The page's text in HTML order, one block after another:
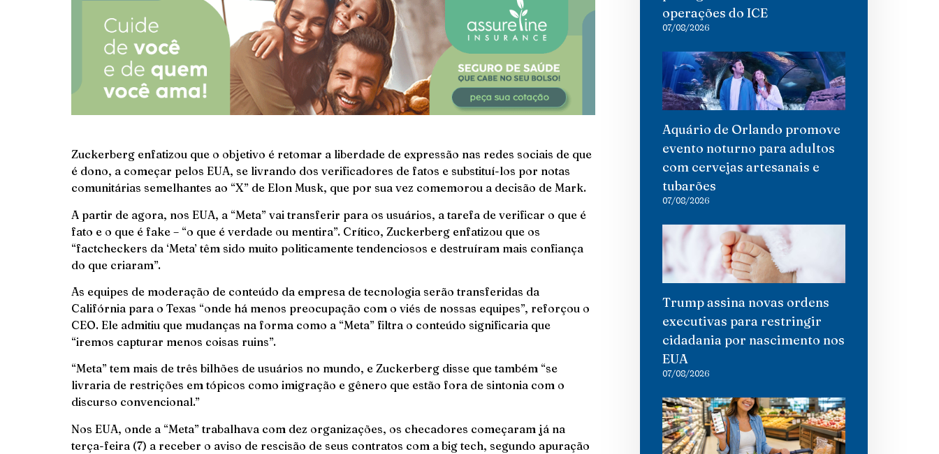
Zuckerberg enfatizou que o objetivo é retomar a liberdade de expressão nas redes sociais de que
é dono, a começar pelos EUA, se livrando dos verificadores de fatos e substituí-los por notas
comunitárias semelhantes ao “X” de Elon Musk, que por sua vez comemorou a decisão de Mark.
A partir de agora, nos EUA, a “Meta” vai transferir para os usuários, a tarefa de verificar o que é
fato e o que é fake – “o que é verdade ou mentira”. Crítico, Zuckerberg enfatizou que os
“factcheckers da ‘Meta’ têm sido muito politicamente tendenciosos e destruíram mais confiança
do que criaram”.
As equipes de moderação de conteúdo da empresa de tecnologia serão transferidas da
Califórnia para o Texas “onde há menos preocupação com o viés de nossas equipes”, reforçou o
CEO. Ele admitiu que mudanças na forma como a “Meta” filtra o conteúdo significaria que
“iremos capturar menos coisas ruins”.
“Meta” tem mais de três bilhões de usuários no mundo, e Zuckerberg disse que também “se
livraria de restrições em tópicos como imigração e gênero que estão fora de sintonia com o
discurso convencional.”
Nos EUA, onde a “Meta” trabalhava com dez organizações, os checadores começaram já na
terça-feira (7) a receber o aviso de rescisão de seus contratos com a big tech, segundo apuração
operações do ICE
07/08/2026
Aquário de Orlando promove
evento noturno para adultos
com cervejas artesanais e
tubarões
07/08/2026
Trump assina novas ordens
executivas para restringir
cidadania por nascimento nos
EUA
07/08/2026